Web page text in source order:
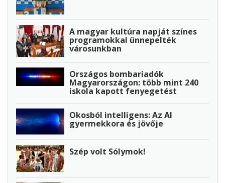
A magyar kultúra napját színes
programokkal ünnepelték
városunkban
Országos bombariadók
Magyarországon: több mint 240
iskola kapott fenyegetést
Okosból intelligens: Az AI
gyermekkora és jövője
Szép volt Sólymok!